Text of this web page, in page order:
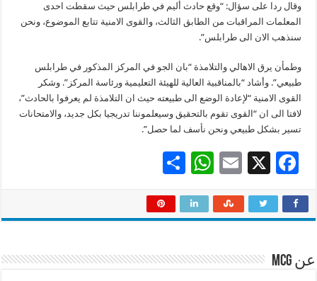
وقال ردا على سؤال: “وقع حادث أليم في طرابلس حيث سقطت احدى
المعلمات المراقبات من الطابق الثالث، والقوى الامنية تتابع الموضوع، ونحن
سنذهب الان الى طرابلس”.
وطمأن يرق الاهالي والتلامذة “بان الجو في المركز المذكور في طرابلس
طبيعي”. وأشاد “بالمناقبية العالية للهيئة التعليمية ورئاسة المركز”. وشكر
القوى الامنية “لإعادة الوضع الى طبيعته حيث ان التلامذة لم يعرفوا بالحادث”،
لافتا الى ان “القوى تقوم بالتحقيق وسيعلموننا تدريجيا بكل جديد، والامتحانات
تسير بشكل طبيعي ونحن نأسف لما حصل”.
F
e
o
X
E
ai
W
at
p
ar
عن mcg